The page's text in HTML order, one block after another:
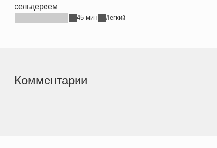
сельдереем
45 мин Легкий
Комментарии